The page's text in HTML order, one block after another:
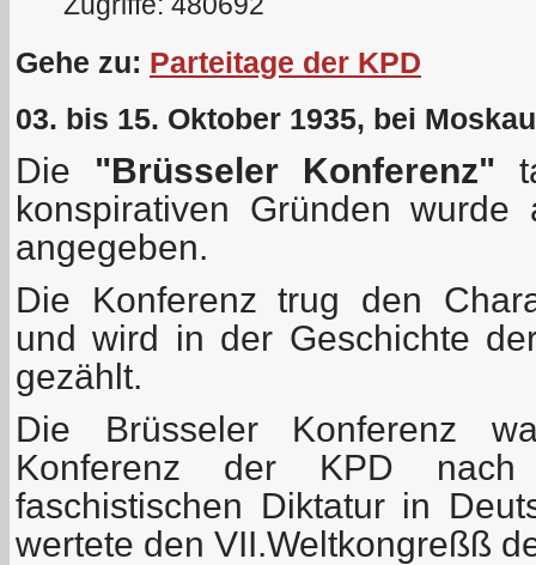
Gehe zu: Parteitage der KPD
03. bis 15. Oktober 1935, bei Moskau
Die "Brüsseler Konferenz"
konspirativen Gründen wurde
angegeben.
Die Konferenz trug den
und wird in der Geschichte
gezählt.
Die Brüsseler Konferenz
Konferenz der KPD
faschistischen Diktatur in
wertete den VII.Weltkongreßß